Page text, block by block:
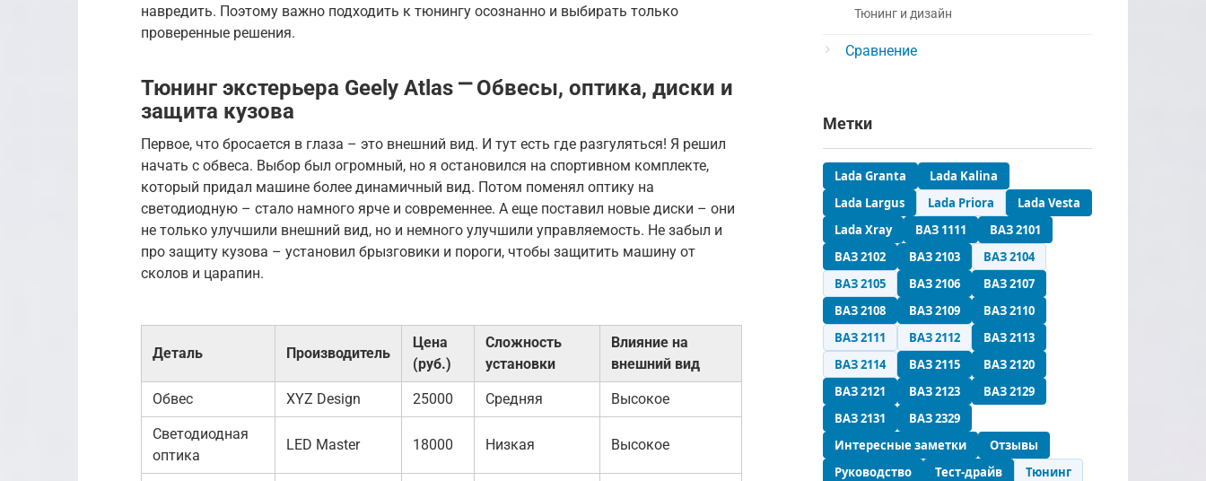
навредить. Поэтому важно подходить к тюнингу осознанно и выбирать только
проверенные решения.
Тюнинг экстерьера Geely Atlas ⎻ Обвесы, оптика, диски и
защита кузова
Первое, что бросается в глаза – это внешний вид. И тут есть где разгуляться! Я решил
начать с обвеса. Выбор был огромный, но я остановился на спортивном комплекте,
который придал машине более динамичный вид. Потом поменял оптику на
светодиодную – стало намного ярче и современнее. А еще поставил новые диски – они
не только улучшили внешний вид, но и немного улучшили управляемость. Не забыл и
про защиту кузова – установил брызговики и пороги, чтобы защитить машину от
сколов и царапин.
Деталь Производитель
Цена
(руб.)
Сложность
установки
Влияние на
внешний вид
Обвес XYZ Design 25000 Средняя Высокое
Светодиодная
оптика
LED Master 18000 Низкая Высокое
Тюнинг и дизайн
Сравнение
Метки
Lada Granta
Lada Kalina
Lada Largus
Lada Priora
Lada Vesta
Lada Xray
ВАЗ 1111
ВАЗ 2101
ВАЗ 2102
ВАЗ 2103
ВАЗ 2104
ВАЗ 2105
ВАЗ 2106
ВАЗ 2107
ВАЗ 2108
ВАЗ 2109
ВАЗ 2110
ВАЗ 2111
ВАЗ 2112
ВАЗ 2113
ВАЗ 2114
ВАЗ 2115
ВАЗ 2120
ВАЗ 2121
ВАЗ 2123
ВАЗ 2129
ВАЗ 2131
ВАЗ 2329
Интересные заметки
Отзывы
Руководство
Тест-драйв
Тюнинг